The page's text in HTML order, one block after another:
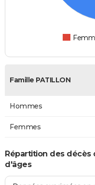
Famille PATILLON
Hommes
Femmes
Répartition des décès
d'âges